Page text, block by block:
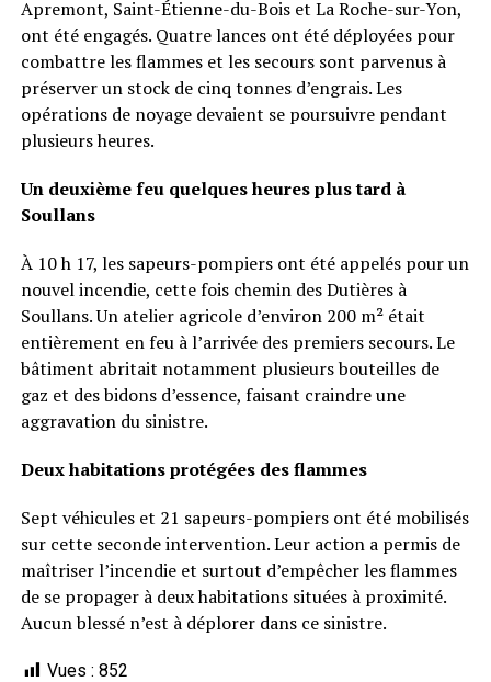
Apremont, Saint-Étienne-du-Bois et La Roche-sur-Yon,
ont été engagés. Quatre lances ont été déployées pour
combattre les flammes et les secours sont parvenus à
préserver un stock de cinq tonnes d’engrais. Les
opérations de noyage devaient se poursuivre pendant
plusieurs heures.
Un deuxième feu quelques heures plus tard à
Soullans
À 10 h 17, les sapeurs-pompiers ont été appelés pour un
nouvel incendie, cette fois chemin des Dutières à
Soullans. Un atelier agricole d’environ 200 m² était
entièrement en feu à l’arrivée des premiers secours. Le
bâtiment abritait notamment plusieurs bouteilles de
gaz et des bidons d’essence, faisant craindre une
aggravation du sinistre.
Deux habitations protégées des flammes
Sept véhicules et 21 sapeurs-pompiers ont été mobilisés
sur cette seconde intervention. Leur action a permis de
maîtriser l’incendie et surtout d’empêcher les flammes
de se propager à deux habitations situées à proximité.
Aucun blessé n’est à déplorer dans ce sinistre.
Vues : 852